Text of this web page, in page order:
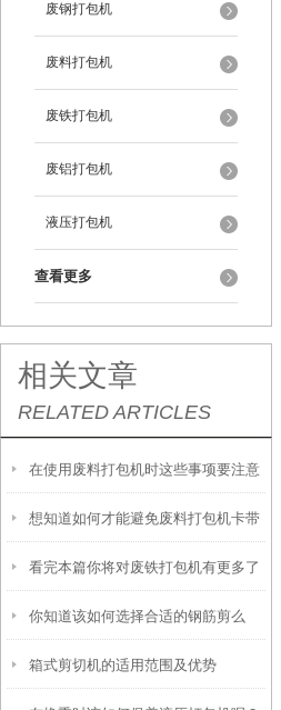
废钢打包机
废料打包机
废铁打包机
废铝打包机
液压打包机
查看更多
相关文章
RELATED ARTICLES
在使用废料打包机时这些事项要注意
了
想知道如何才能避免废料打包机卡带
就看看这些吧
看完本篇你将对废铁打包机有更多了
解
你知道该如何选择合适的钢筋剪么
箱式剪切机的适用范围及优势